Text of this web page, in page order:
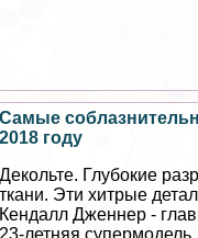
Самые
2018 году
Декольте. Глубокие
ткани. Эти хитрые
Кендалл Дженнер -
23-летняя супермодель